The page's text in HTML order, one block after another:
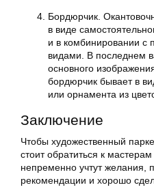
Бордюрчик.
в виде
и в комбинировании
видами. В последнем
основного
бордюрчик бывает в
или орнамента из
Заключение
Чтобы художественный
стоит обратиться к
непременно учтут желания,
рекомендации и хорошо